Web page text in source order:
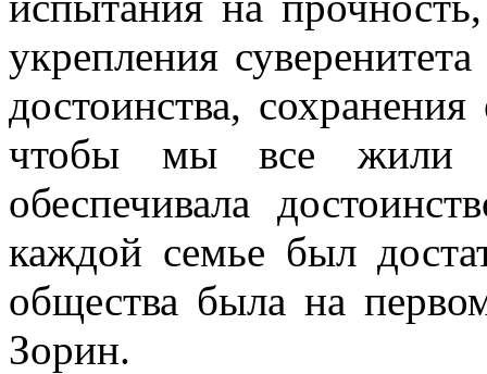
укрепления
достоинства,
чтобы мы все жили
обеспечивала
каждой семье был
общества была на
Зорин.